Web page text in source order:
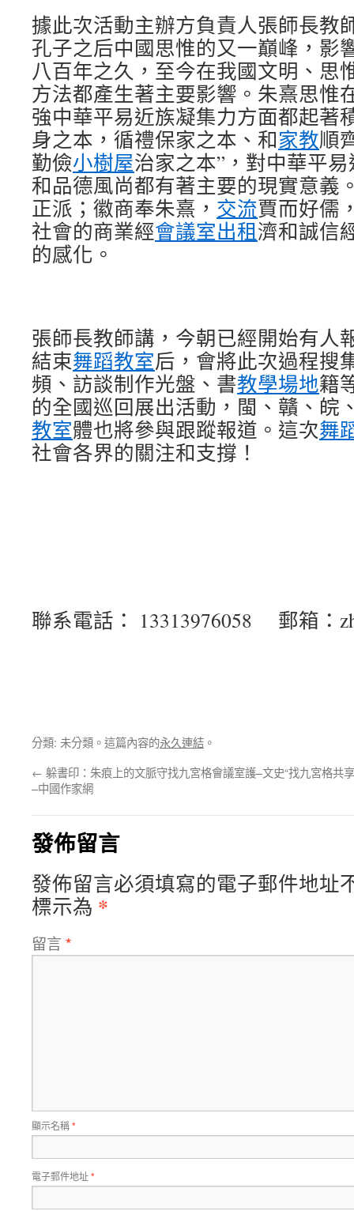
據此次活動主辦方負責人張師長教
孔子之后中國思惟的又一巔峰，影
八百年之久，至今在我國文明、思
方法都產生著主要影響。朱熹思惟
強中華平易近族凝集力方面都起著
身之本，循禮保家之本、和家教順
勤儉小樹屋治家之本”，對中華平
和品德風尚都有著主要的現實意義
正派；徽商奉朱熹， 交流賈而好儒
社會的商業經會議室出租濟和誠信
的感化。
張師長教師講，今朝已經開始有人
結束舞蹈教室后，會將此次過程搜
頻、訪談制作光盤、書教學場地籍
的全國巡回展出活動，閩、贛、皖
教室體也將參與跟蹤報道。這次舞
社會各界的關注和支撐！
聯系電話： 13313976058 郵箱：
分類: 未分類。這篇內容的永久連結 。
← 躲書印：朱痕上的文脈守找九宮格會議室護–文史
–中國作家網
“找九宮格共
發佈留言
發佈留言必須填寫的電子郵件地址
標示為 *
留言 *
顯示名稱*
電子郵件地址*